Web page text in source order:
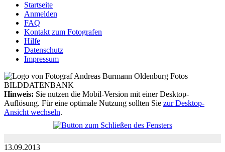
Startseite
Anmelden
FAQ
Kontakt zum Fotografen
Hilfe
Datenschutz
Impressum
Hinweis: Sie nutzen die Mobil-Version mit einer Desktop-
Auflösung. Für eine optimale Nutzung sollten Sie zur Desktop-
Ansicht wechseln.
13.09.2013